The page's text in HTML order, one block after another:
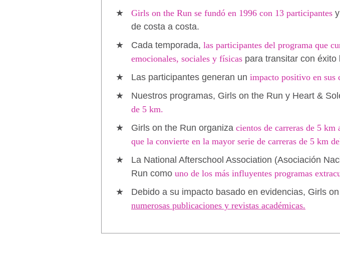
Girls on the Run se fundó en 1996 con 13 participantes
de costa a costa.
Cada temporada, las participantes del programa que
emocionales, sociales y físicas para transitar con
Las participantes generan un impacto positivo en sus
Nuestros programas, Girls on the Run y Heart &
de 5 km.
Girls on the Run organiza cientos de carreras de 5 km
que la convierte en la mayor serie de carreras de 5 km
La National Afterschool Association (Asociación
Run como uno de los más influyentes programas
Debido a su impacto basado en evidencias, Girls
numerosas publicaciones y revistas académicas.